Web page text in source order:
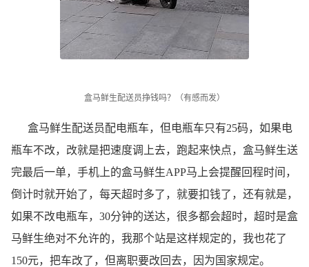
盒马鲜生配送员挣钱吗？（有感而发）
盒马鲜生配送员配电瓶车，但电瓶车只有25码，如果电
瓶车不改，改就是把速度调上去，跑起来快点，盒马鲜生送
完最后一单，手机上的盒马鲜生APP马上会提醒回程时间，
倒计时就开始了，每天超时多了，就要扣钱了，还有就是，
如果不改电瓶车，30分钟的送达，很多都会超时，超时是盒
马鲜生绝对不允许的，我那个站是这样规定的，我也花了
150元，把车改了，但离职要改回去，因为国家规定。